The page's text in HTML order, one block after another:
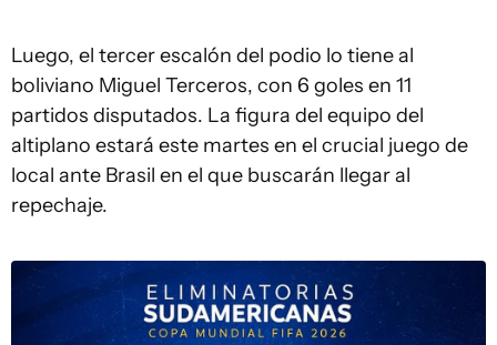
Luego, el tercer escalón del podio lo tiene al
boliviano Miguel Terceros, con 6 goles en 11
partidos disputados. La figura del equipo del
altiplano estará este martes en el crucial juego de
local ante Brasil en el que buscarán llegar al
repechaje.